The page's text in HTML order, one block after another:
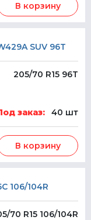
В корзину
SUV 96T
205/70 R15 96T
заказ: 40 шт
В корзину
106/104R
70 R15 106/104R